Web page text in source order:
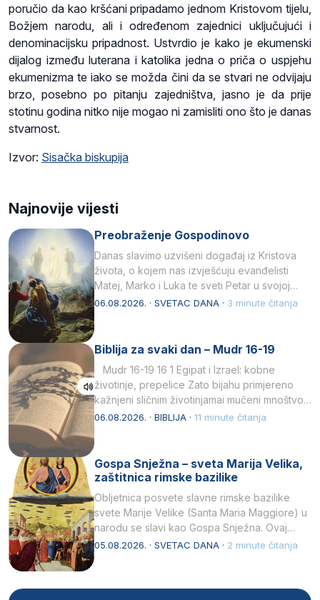
poručio da kao kršćani pripadamo jednom Kristovom tijelu,
Božjem narodu, ali i određenom zajednici uključujući i
denominacijsku pripadnost. Ustvrdio je kako je ekumenski
dijalog između luterana i katolika jedna o priča o uspjehu
ekumenizma te iako se možda čini da se stvari ne odvijaju
brzo, posebno po pitanju zajedništva, jasno je da prije
stotinu godina nitko nije mogao ni zamisliti ono što je danas
stvarnost.
Izvor: Sisačka biskupija
Najnovije vijesti
Preobraženje Gospodinovo
Danas slavimo uzvišeni događaj iz Kristova
života, o kojem nas izvješćuju evanđelisti
Matej, Marko i Luka te sveti Petar u svojoj
drugoj…
06.08.2026. · SVETAC DANA · 3 minute čitanja
Biblija za svaki dan – Mudr 16-19
Mudr 16-19 16 1 Egipat i Izrael: kobne
životinje, prepelice Zato bijahu primjereno
kažnjeni sličnim životinjamai mučeni mnoštvom
kukaca.2 A narod…
06.08.2026. · BIBLIJA · 11 minute čitanja
Gospa Snježna – sveta Marija Velika,
zaštitnica rimske bazilike
Obljetnica posvete slavne rimske bazilike
svete Marije Velike (Santa Maria Maggiore) u
narodu se slavi kao Gospa Snježna. Ovaj
naziv, Sancta Maria…
05.08.2026. · SVETAC DANA · 2 minute čitanja